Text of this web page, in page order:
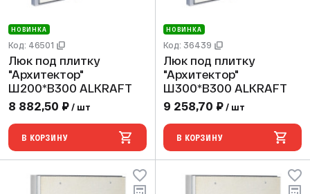
НОВИНКА
Код: 46501
Люк под плитку
"Архитектор"
Ш200*В300 ALKRAFT
8 882,50 ₽ / шт
В КОРЗИНУ
НОВИНКА
Код: 36439
Люк под плитку
"Архитектор"
Ш300*В300 ALKRAFT
9 258,70 ₽ / шт
В КОРЗИНУ